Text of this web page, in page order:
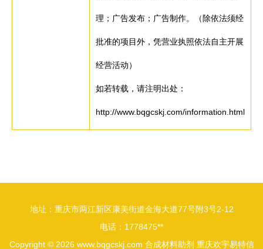
理；广告发布；广告制作。（除依法须经
批准的项目外，凭营业执照依法自主开展
经营活动）
如若转载，请注明出处：
http://www.bqgcskj.com/information.html
地址：重庆市两江新区康美街道金海大道77号附3号2-12
电话：1778475**
Copyright © 2026 www.bqgcskj.com 合成材料助剂 重庆欢宇易特信